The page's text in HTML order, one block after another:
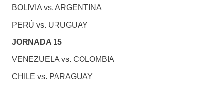
BOLIVIA vs. ARGENTINA
PERÚ vs. URUGUAY
JORNADA 15
VENEZUELA vs. COLOMBIA
CHILE vs. PARAGUAY